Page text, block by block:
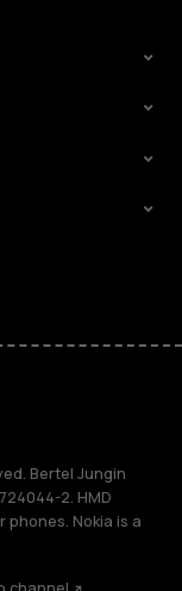
Bertel Jungin
2. HMD
phones. Nokia is a